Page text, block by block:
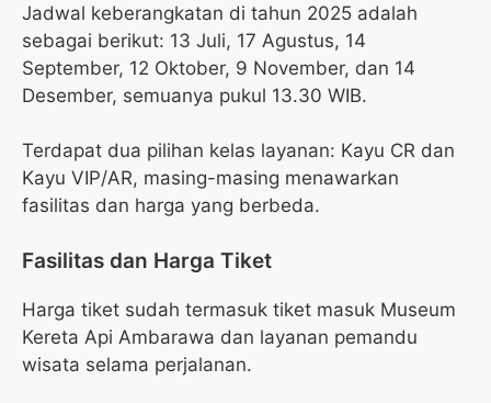
Jadwal keberangkatan di tahun 2025 adalah
sebagai berikut: 13 Juli, 17 Agustus, 14
September, 12 Oktober, 9 November, dan 14
Desember, semuanya pukul 13.30 WIB.
Terdapat dua pilihan kelas layanan: Kayu CR dan
Kayu VIP/AR, masing-masing menawarkan
fasilitas dan harga yang berbeda.
Fasilitas dan Harga Tiket
Harga tiket sudah termasuk tiket masuk Museum
Kereta Api Ambarawa dan layanan pemandu
wisata selama perjalanan.